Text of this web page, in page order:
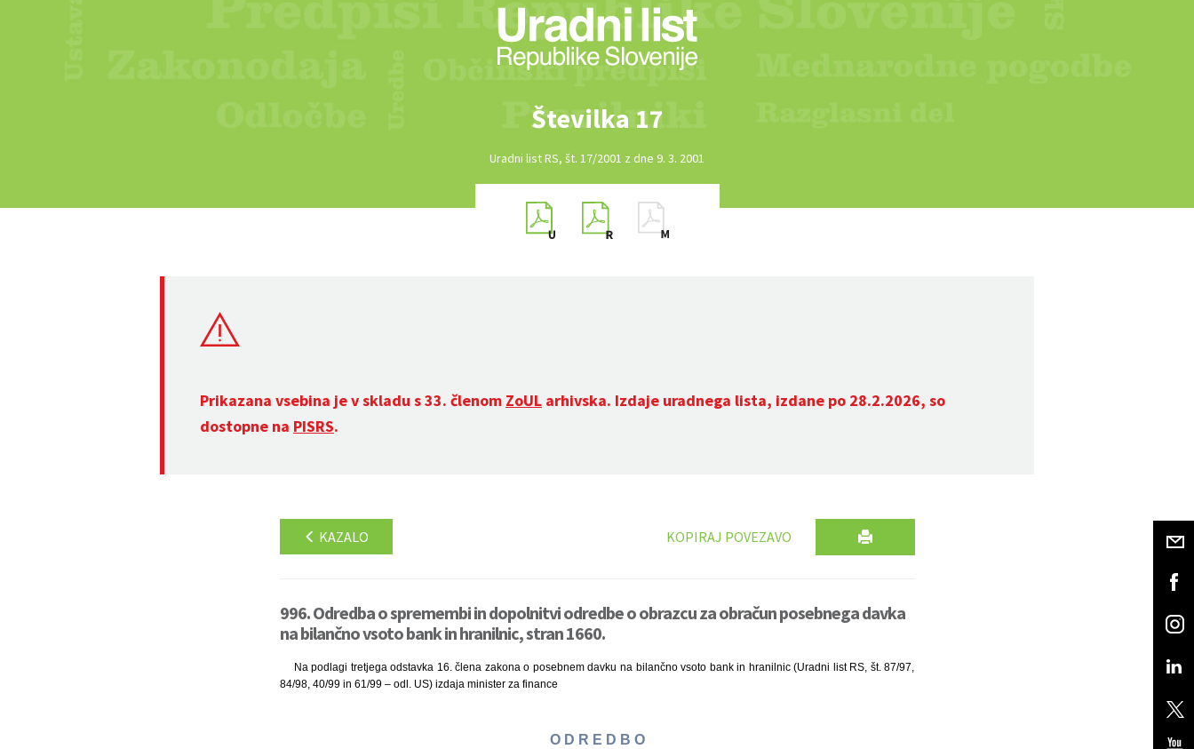
Številka 17
Uradni list RS, št. 17/2001 z dne 9. 3. 2001
Prikazana vsebina je v skladu s 33. členom ZoUL arhivska. Izdaje uradnega lista, izdane po 28.2.2026, so
dostopne na PISRS.
KAZALO KOPIRAJ POVEZAVO
996. Odredba o spremembi in dopolnitvi odredbe o obrazcu za obračun posebnega davka
na bilančno vsoto bank in hranilnic, stran 1660.
Na podlagi tretjega odstavka 16. člena zakona o posebnem davku na bilančno vsoto bank in hranilnic (Uradni list RS, št. 87/97,
84/98, 40/99 in 61/99 – odl. US) izdaja minister za finance
O D R E D B O